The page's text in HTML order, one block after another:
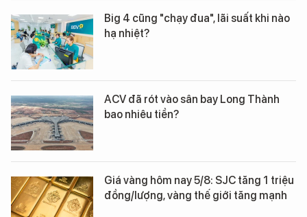
Big 4 cũng "chạy đua", lãi suất khi nào
hạ nhiệt?
ACV đã rót vào sân bay Long Thành
bao nhiêu tiền?
Giá vàng hôm nay 5/8: SJC tăng 1 triệu
đồng/lượng, vàng thế giới tăng mạnh